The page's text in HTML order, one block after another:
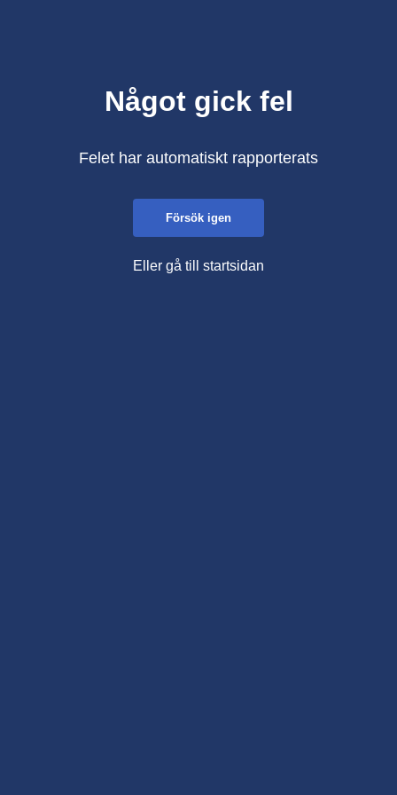
Något gick fel
Felet har automatiskt rapporterats
Försök igen
Eller gå till startsidan